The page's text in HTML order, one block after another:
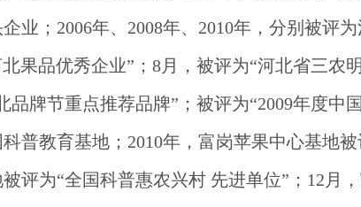
业；2006年、2008年、2010年，分别被评
果品优秀企业”；8月，被评为“河北省三农
品牌节重点推荐品牌”；被评为“2009年度中
普教育基地；2010年，富岗苹果中心基地
评为“全国科普惠农兴村 先进单位” ； 12月